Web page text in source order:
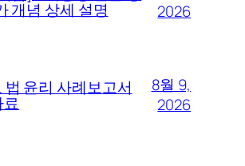
개념 상세 설명
2026
법 윤리 사례보고서
료
8월 9,
2026